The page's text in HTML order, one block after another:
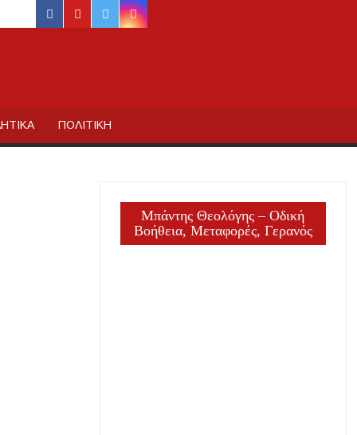
facebook
youtubetwitterinstagram
ΠΟΛΙΤΙΚΗ
Μπάντης Θεολόγης – Οδική
Βοήθεια, Μεταφορές, Γερανός